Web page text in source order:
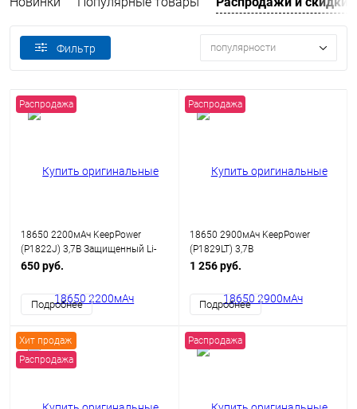
Фильтр популярности
Распродажа
18650 2200мАч KeepPower
(P1822J) 3,7В Защищенный Li-
Ion аккумулятор
650 руб.
Подробнее
Распродажа
18650 2900мАч KeepPower
(P1829LT) 3,7В
Низкотемпературный
1 256 руб.
Подробнее
Хит продаж
Распродажа
Распродажа